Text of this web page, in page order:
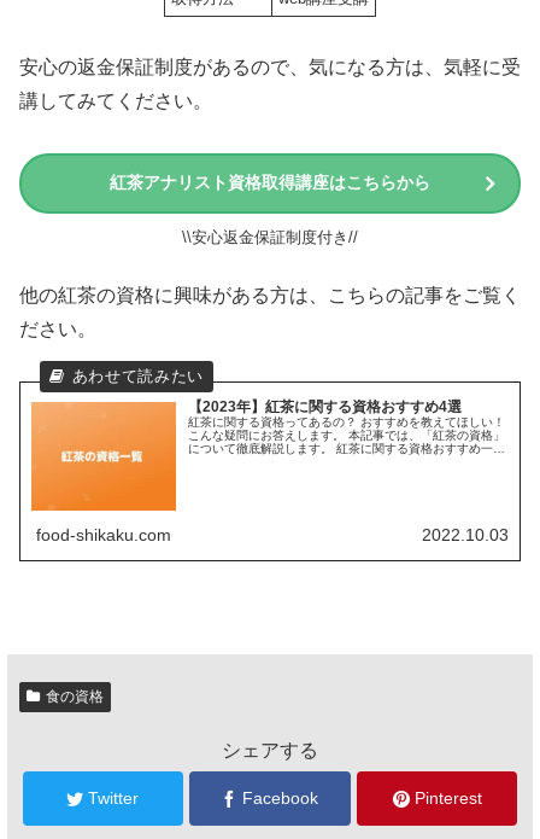
安心の返金保証制度があるので、気になる方は、気軽に受
講してみてください。
紅茶アナリスト資格取得講座はこちらから
\\安心返金保証制度付き//
他の紅茶の資格に興味がある方は、こちらの記事をご覧く
ださい。
【2023年】紅茶に関する資格おすすめ4選
紅茶に関する資格ってあるの？ おすすめを教えてほしい！
こんな疑問にお答えします。 本記事では、「紅茶の資格」
について徹底解説します。 紅茶に関する資格おすすめ一覧
food-shikaku.com 2022.10.03
食の資格
シェアする
Twitter Facebook Pinterest